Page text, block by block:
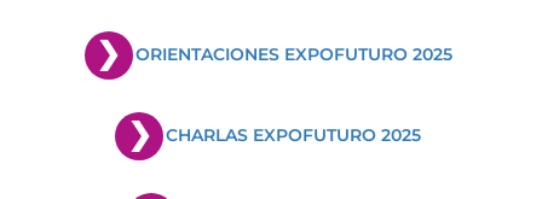
ORIENTACIONES EXPOFUTURO 2025
CHARLAS EXPOFUTURO 2025